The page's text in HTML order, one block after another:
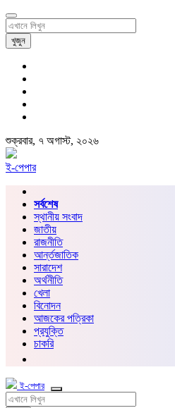
খুজুন
শুক্রবার, ৭ অগাস্ট, ২০২৬
ই-পেপার
সর্বশেষ
স্থানীয় সংবাদ
জাতীয়
রাজনীতি
আর্ন্তজাতিক
সারাদেশ
অর্থনীতি
খেলা
বিনোদন
আজকের পত্রিকা
প্রযুক্তি
চাকরি
ই-পেপার